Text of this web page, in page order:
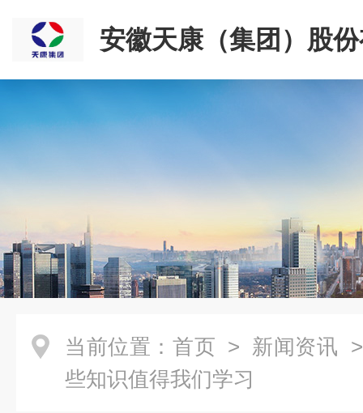
安徽天康（集团）股
司
当前位置： 首页 > 新闻资讯
些知识值得我们学习